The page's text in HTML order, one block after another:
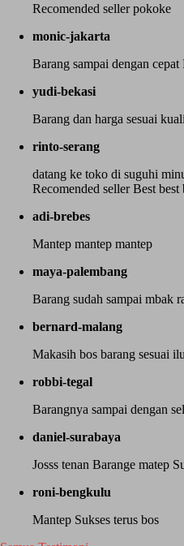
Recomended seller pokoke
monic-jakarta
Barang sampai dengan
yudi-bekasi
Barang dan harga sesuai
rinto-serang
datang ke toko di suguhi
Recomended seller Best best
adi-brebes
Mantep mantep mantep
maya-palembang
Barang sudah sampai mbak
bernard-malang
Makasih bos barang sesuai
robbi-tegal
Barangnya sampai dengan
daniel-surabaya
Josss tenan Barange matep
roni-bengkulu
Mantep Sukses terus bos